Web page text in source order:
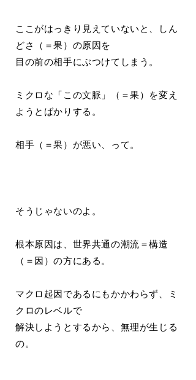
ここがはっきり見えていないと、しん
どさ（＝果）の原因を
目の前の相手にぶつけてしまう。
ミクロな「この文脈」（＝果）を変え
ようとばかりする。
相手（＝果）が悪い、って。
そうじゃないのよ。
根本原因は、世界共通の潮流＝構造
（＝因）の方にある。
マクロ起因であるにもかかわらず、ミ
クロのレベルで
解決しようとするから、無理が生じる
の。